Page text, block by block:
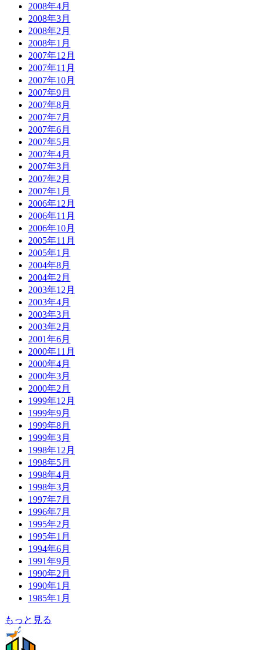
2008年4月
2008年3月
2008年2月
2008年1月
2007年12月
2007年11月
2007年10月
2007年9月
2007年8月
2007年7月
2007年6月
2007年5月
2007年4月
2007年3月
2007年2月
2007年1月
2006年12月
2006年11月
2006年10月
2005年11月
2005年1月
2004年8月
2004年2月
2003年12月
2003年4月
2003年3月
2003年2月
2001年6月
2000年11月
2000年4月
2000年3月
2000年2月
1999年12月
1999年9月
1999年8月
1999年3月
1998年12月
1998年5月
1998年4月
1998年3月
1997年7月
1996年7月
1995年2月
1995年1月
1994年6月
1991年9月
1990年2月
1990年1月
1985年1月
もっと見る